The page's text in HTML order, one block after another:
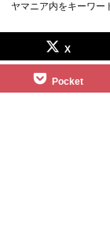
ヤマニア内をキーワー
X
Pocket